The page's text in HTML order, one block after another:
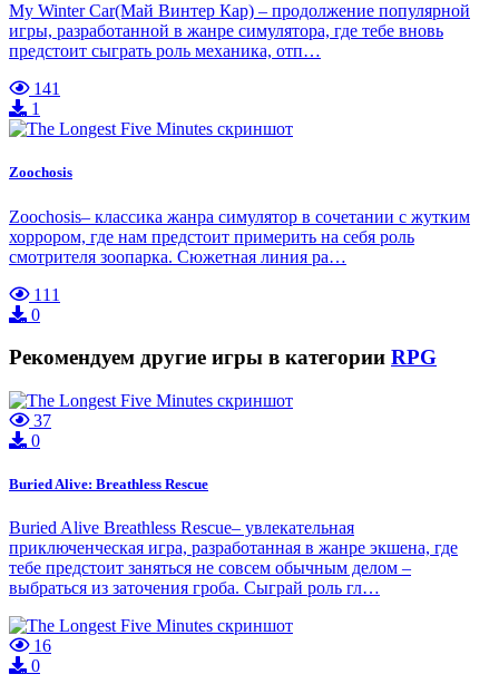
My Winter Car(Май Винтер Кар) – продолжение популярной
игры, разработанной в жанре симулятора, где тебе вновь
предстоит сыграть роль механика, отп…
141
1
Zoochosis
Zoochosis– классика жанра симулятор в сочетании с жутким
хоррором, где нам предстоит примерить на себя роль
смотрителя зоопарка. Сюжетная линия ра…
111
0
Рекомендуем другие игры в категории RPG
37
0
Buried Alive: Breathless Rescue
Buried Alive Breathless Rescue– увлекательная
приключенческая игра, разработанная в жанре экшена, где
тебе предстоит заняться не совсем обычным делом –
выбраться из заточения гроба. Сыграй роль гл…
16
0